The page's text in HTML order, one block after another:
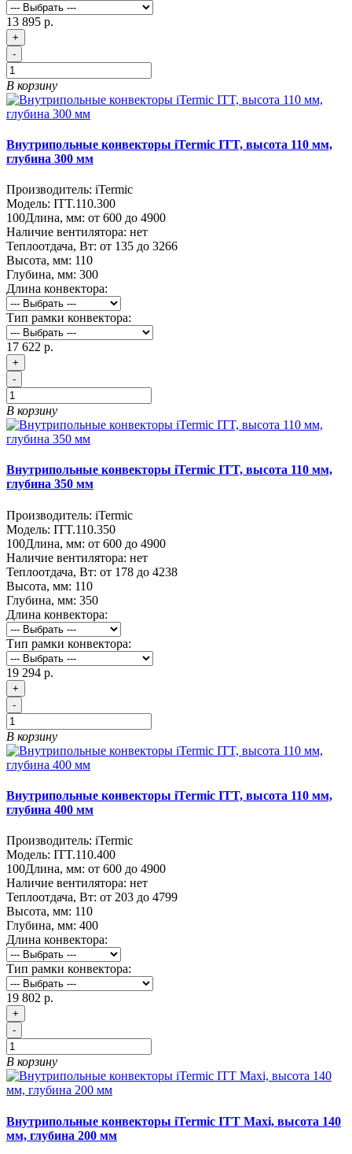
13 895 р.
+
-
В корзину
Внутрипольные конвекторы iTermic ITT, высота 110 мм,
глубина 300 мм
Производитель: iTermic
Модель: ITT.110.300
100Длина, мм: от 600 до 4900
Наличие вентилятора: нет
Теплоотдача, Вт: от 135 до 3266
Высота, мм: 110
Глубина, мм: 300
Длина конвектора:
Тип рамки конвектора:
17 622 р.
+
-
В корзину
Внутрипольные конвекторы iTermic ITT, высота 110 мм,
глубина 350 мм
Производитель: iTermic
Модель: ITT.110.350
100Длина, мм: от 600 до 4900
Наличие вентилятора: нет
Теплоотдача, Вт: от 178 до 4238
Высота, мм: 110
Глубина, мм: 350
Длина конвектора:
Тип рамки конвектора:
19 294 р.
+
-
В корзину
Внутрипольные конвекторы iTermic ITT, высота 110 мм,
глубина 400 мм
Производитель: iTermic
Модель: ITT.110.400
100Длина, мм: от 600 до 4900
Наличие вентилятора: нет
Теплоотдача, Вт: от 203 до 4799
Высота, мм: 110
Глубина, мм: 400
Длина конвектора:
Тип рамки конвектора:
19 802 р.
+
-
В корзину
Внутрипольные конвекторы iTermic ITT Maxi, высота 140
мм, глубина 200 мм